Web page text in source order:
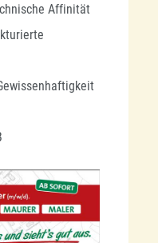
Affinität